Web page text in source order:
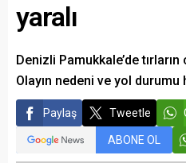
yaralı
Denizli Pamukkale’de tırların
Olayın nedeni ve yol
Paylaş Tweetle
ABONE OL